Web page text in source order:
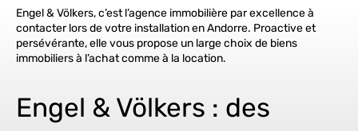
Engel & Völkers : des
Engel & Völkers, c’est l’agence immobilière par excellence à
contacter lors de votre installation en Andorre. Proactive et
persévérante, elle vous propose un large choix de biens
immobiliers à l’achat comme à la location.